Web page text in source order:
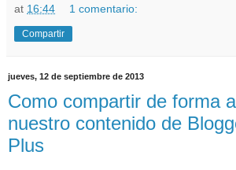
at 16:44 1 comentario:
Compartir
jueves, 12 de septiembre de 2013
Como compartir de forma
nuestro contenido de
Plus